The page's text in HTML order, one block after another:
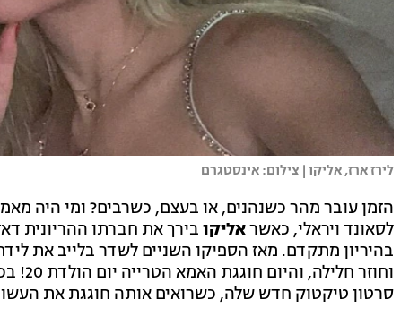
לירז ארז, אליקו | צילום: אינסטגרם
הזמן עובר מהר כשנהנים, או בעצם, כשרבים? ומי היה
לסאונד ויראלי, כאשראליקו בירך את חברתו ההריונית
בהיריון מתקדם. מאז הספיקו השניים לשדר בלייב את
סרטון טיקטוק חדש שלה, כשרואים אותה חוגגת את